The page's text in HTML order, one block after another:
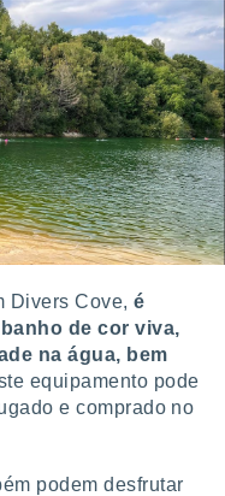
Divers Cove,é
de cor viva,
na água, bem
equipamento pode
e comprado no
podem desfrutar